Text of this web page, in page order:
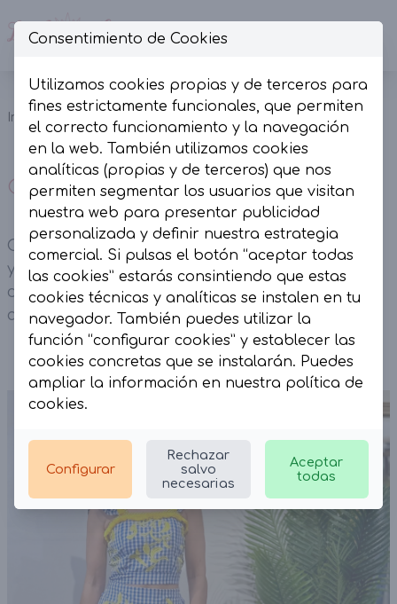
Inicio
Conjunto top
y falda vichy
azul.
Conjunto top y falda vichy azul.
Conjunto top y falda vichy azul. Top con volante
y flecos amarillos. Falda evasé con goma en
cintura,cremallera lateral y bajo con flecos
amarillos.
Consentimiento de Cookies
Utilizamos cookies propias y de terceros para
fines estrictamente funcionales, que permiten
el correcto funcionamiento y la navegación
en la web. También utilizamos cookies
analíticas (propias y de terceros) que nos
permiten segmentar los usuarios que visitan
nuestra web para presentar publicidad
personalizada y definir nuestra estrategia
comercial. Si pulsas el botón “aceptar todas
las cookies” estarás consintiendo que estas
cookies técnicas y analíticas se instalen en tu
navegador. También puedes utilizar la
función “configurar cookies” y establecer las
cookies concretas que se instalarán. Puedes
ampliar la información en nuestra política de
cookies.
Configurar
Rechazar
salvo
necesarias
Aceptar
todas